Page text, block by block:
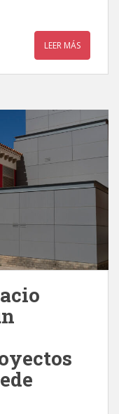
LEER MÁS